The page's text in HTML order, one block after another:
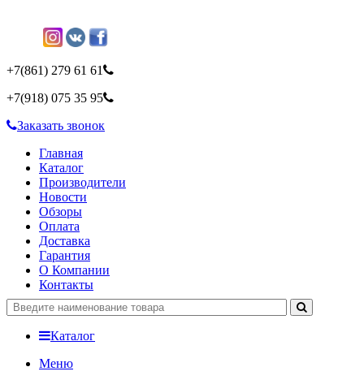
+7(861) 279 61 61
+7(918) 075 35 95
Заказать звонок
Главная
Каталог
Производители
Новости
Обзоры
Оплата
Доставка
Гарантия
О Компании
Контакты
Каталог
Меню